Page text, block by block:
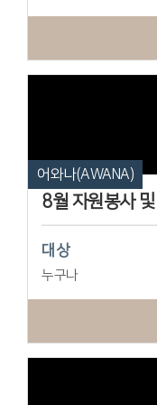
어와나(AWANA)
8월 자원봉사
대상
누구나